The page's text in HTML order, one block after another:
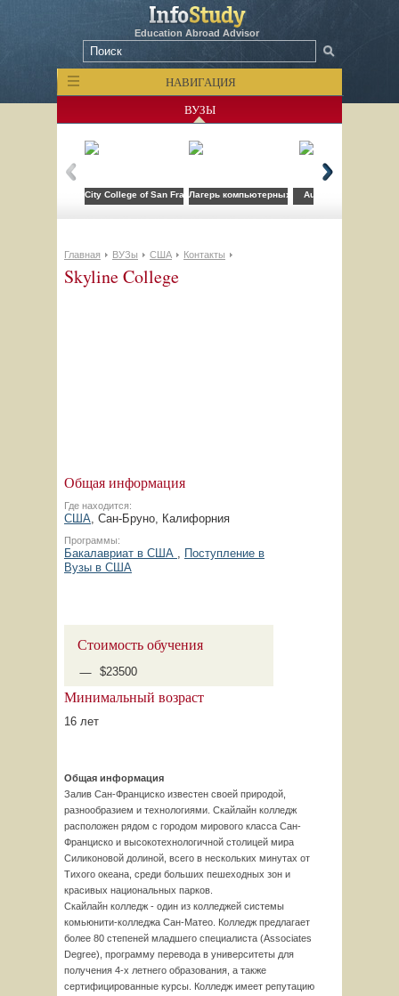
Education Abroad Advisor
НАВИГАЦИЯ
ВУЗЫ
City College of San FranciscoЛагерь компьютерных технологий FLS при
Auburn University
Главная ВУЗы США Контакты
Skyline College
Общая информация
Где находится:
США, Сан-Бруно, Калифорния
Программы:
Бакалавриат в США , Поступление в
Вузы в США
Стоимость обучения
$23500
Минимальный возраст
16 лет
Общая информация
Залив Сан-Франциско известен своей природой,
разнообразием и технологиями. Скайлайн колледж
расположен рядом с городом мирового класса Сан-
Франциско и высокотехнологичной столицей мира
Силиконовой долиной, всего в нескольких минутах от
Тихого океана, среди больших пешеходных зон и
красивых национальных парков.
Скайлайн колледж - один из колледжей системы
комьюнити-колледжа Сан-Матео. Колледж предлагает
более 80 степеней младшего специалиста (Associates
Degree), программу перевода в университеты для
получения 4-х летнего образования, а также
сертифицированные курсы. Колледж имеет репутацию